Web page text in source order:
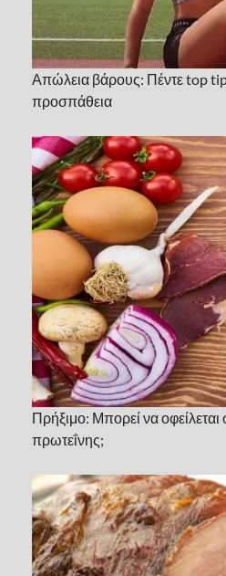
Απώλεια βάρους: Πέντε top
προσπάθεια
Πρήξιμο: Μπορεί να οφείλεται
πρωτεΐνης;